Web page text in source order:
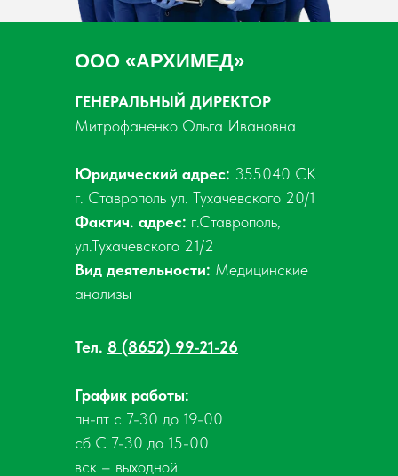
ГЕНЕРАЛЬНЫЙ ДИРЕКТОР
Митрофаненко Ольга Ивановна
Юридический адрес: 355040 СК
г. Ставрополь ул. Тухачевского 20/1
Фактич. адрес: г.Ставрополь,
ул.Тухачевского 21/2
Вид деятельности: Медицинские
анализы
Тел. 8 (8652) 99-21-26
График работы:
пн-пт с 7-30 до 19-00
сб С 7-30 до 15-00
вск – выходной
ООО «АРХИМЕД»